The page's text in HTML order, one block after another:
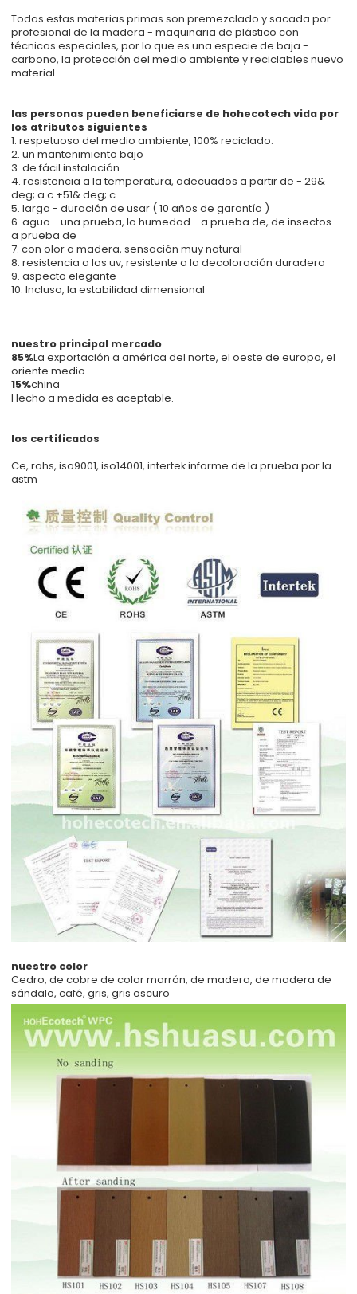
Todas estas materias primas son premezclado y sacada por
profesional de la madera - maquinaria de plástico con
técnicas especiales, por lo que es una especie de baja -
carbono, la protección del medio ambiente y reciclables nuevo
material.
las personas pueden beneficiarse de hohecotech vida por
los atributos siguientes
1. respetuoso del medio ambiente, 100% reciclado.
2. un mantenimiento bajo
3. de fácil instalación
4. resistencia a la temperatura, adecuados a partir de - 29&
deg; a c +51& deg; c
5. larga - duración de usar ( 10 años de garantía )
6. agua - una prueba, la humedad - a prueba de, de insectos -
a prueba de
7. con olor a madera, sensación muy natural
8. resistencia a los uv, resistente a la decoloración duradera
9. aspecto elegante
10. Incluso, la estabilidad dimensional
nuestro principal mercado
85%La exportación a américa del norte, el oeste de europa, el
oriente medio
15%china
Hecho a medida es aceptable.
los certificados
Ce, rohs, iso9001, iso14001, intertek informe de la prueba por la
astm
nuestro color
Cedro, de cobre de color marrón, de madera, de madera de
sándalo, café, gris, gris oscuro